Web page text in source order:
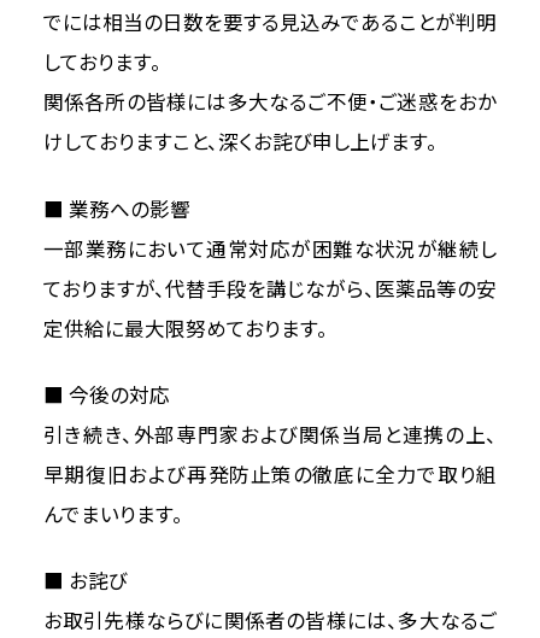
でには相当の日数を要する見込みであることが判明
しております。
関係各所の皆様には多大なるご不便・ご迷惑をおか
けしておりますこと、深くお詫び申し上げます。
■ 業務への影響
一部業務において通常対応が困難な状況が継続し
ておりますが、代替手段を講じながら、医薬品等の安
定供給に最大限努めております。
■ 今後の対応
引き続き、外部専門家および関係当局と連携の上、
早期復旧および再発防止策の徹底に全力で取り組
んでまいります。
■ お詫び
お取引先様ならびに関係者の皆様には、多大なるご